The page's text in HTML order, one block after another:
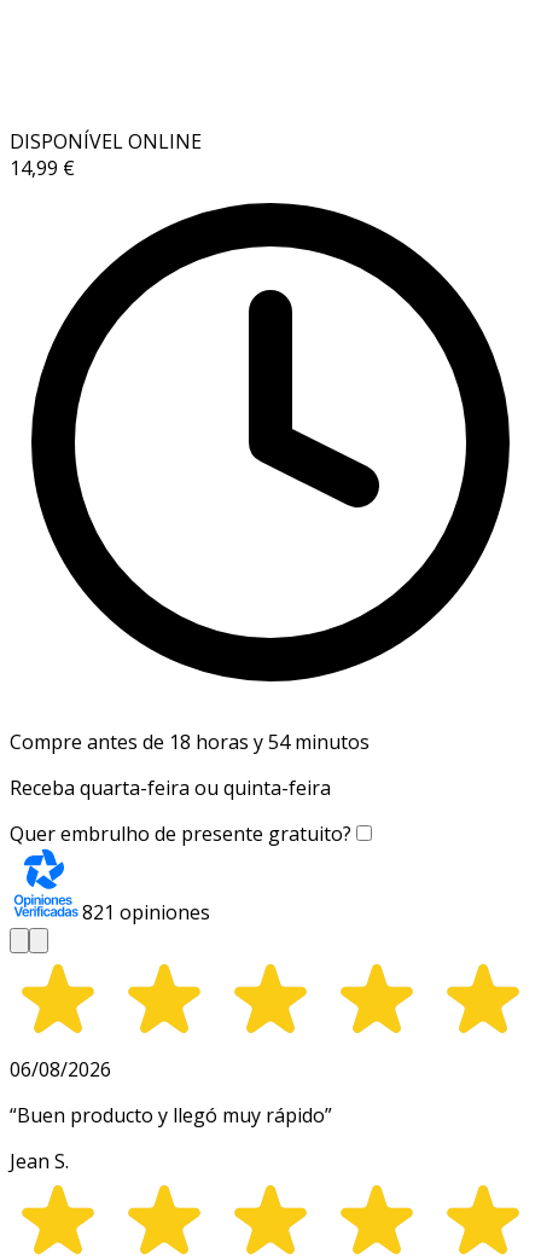
DISPONÍVEL ONLINE
14,99 €
Compre antes de 18 horas y 54 minutos
Receba quarta-feira ou quinta-feira
Quer embrulho de presente gratuito?
821 opiniones
06/08/2026
“Buen producto y llegó muy rápido”
Jean S.